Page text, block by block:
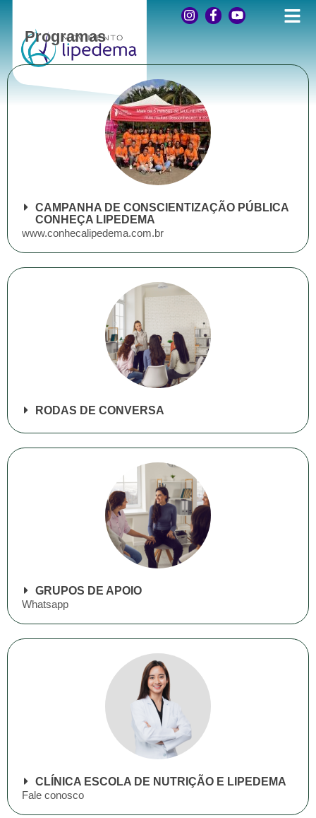
Programas
CAMPANHA DE CONSCIENTIZAÇÃO PÚBLICA
CONHEÇA LIPEDEMA
www.conhecalipedema.com.br
RODAS DE CONVERSA
GRUPOS DE APOIO
Whatsapp
CLÍNICA ESCOLA DE NUTRIÇÃO E LIPEDEMA
Fale conosco